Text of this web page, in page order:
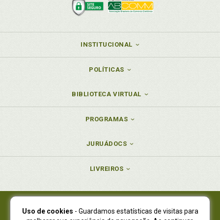
Modelo 06/SIND, p. 75
Modelo 07/SIND, p. 77
Modelo 08/IPM, p. 146
Modelo 08/SIND, p. 78
Modelo 09/IPM, p. 147
Modelo 10/IPM, p. 148
Modelo 10/SIND, p. 83
Modelo 11/IPM, p. 150
Modelo 12/IPM, p. 151
Modelo 13/IPM, p. 155
Modelo 14/IPM, p. 157
Modelo 15/IPM, p. 161
INSTITUCIONAL
POLÍTICAS
BIBLIOTECA VIRTUAL
PROGRAMAS
JURUÁDOCS
LIVREIROS
Juruá Editora Ltda., CNPJ 77.535.508/0001-19
Uso de cookies - Guardamos estatísticas de visitas para